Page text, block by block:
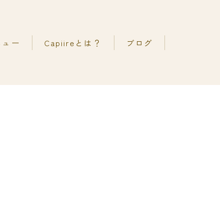
ー Capiireとは？ ブログ